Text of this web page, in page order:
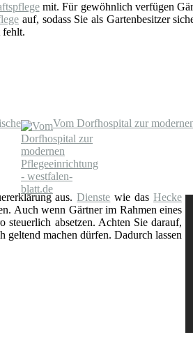
mit. Für gewöhnlich verfügen
auf, sodass Sie als Gartenbesitzer
fehlt.
Vom Dorfhospital zur
aus.Dienste wie dasHecke
Auch wenn Gärtner im Rahmen eines
absetzen. Achten Sie darauf,
geltend machen dürfen. Dadurch lassen